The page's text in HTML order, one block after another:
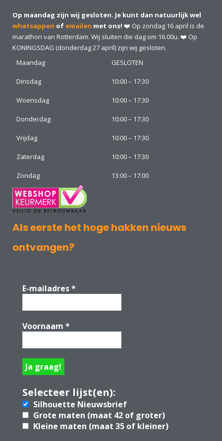
Op maandag zijn wij gesloten. Je kunt dan natuurlijk wel
whatsappen of emailen met ons! ❤️ Op zondag 16 april is de
marathon van Rotterdam. Wij sluiten die dag om 16.00u. ❤️ Op
KONINGSDAG (donderdag 27 april) zijn wij gesloten.
Maandag
GESLOTEN
Dinsdag 10:00 – 17:30
Woensdag 10:00 – 17:30
Donderdag 10:00 – 17:30
Vrijdag 10:00 – 17:30
Zaterdag 10:00 – 17:30
Zondag 13:00 – 17:00
Als eerste het hoge hakken nieuws
ontvangen?
E-mailadres*
Voornaam *
Selecteer lijst(en):
Silhouette Nieuwsbrief
Grote maten (maat 42 of groter)
Kleine maten (maat 35 of kleiner)